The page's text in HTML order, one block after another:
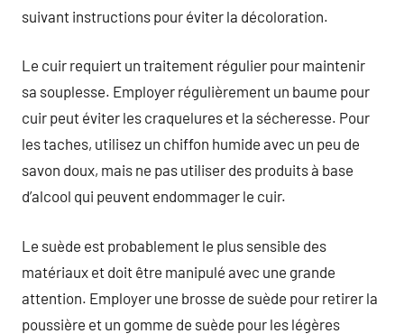
suivant instructions pour éviter la décoloration.
Le cuir requiert un traitement régulier pour maintenir
sa souplesse. Employer régulièrement un baume pour
cuir peut éviter les craquelures et la sécheresse. Pour
les taches, utilisez un chiffon humide avec un peu de
savon doux, mais ne pas utiliser des produits à base
d’alcool qui peuvent endommager le cuir.
Le suède est probablement le plus sensible des
matériaux et doit être manipulé avec une grande
attention. Employer une brosse de suède pour retirer la
poussière et un gomme de suède pour les légères